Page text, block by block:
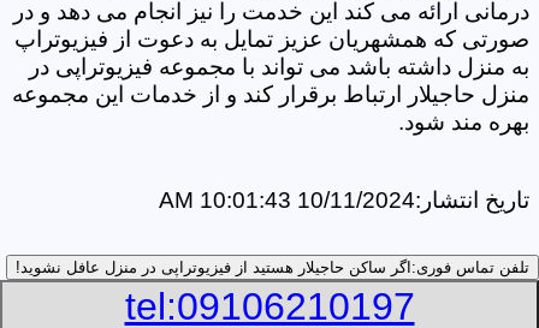
درمانی ارائه می کند این خدمت را نیز انجام می دهد و در
صورتی که همشهریان عزیز تمایل به دعوت از فیزیوتراپ
به منزل داشته باشد می تواند با مجموعه فیزیوتراپی در
منزل حاجیلار ارتباط برقرار کند و از خدمات این مجموعه
بهره مند شود.
تاریخ انتشار:10/11/2024 10:01:43 AM
تلفن تماس فوری: اگر ساکن حاجیلار هستید از فیزیوتراپی در منزل عافل نشوید!
tel:09106210197